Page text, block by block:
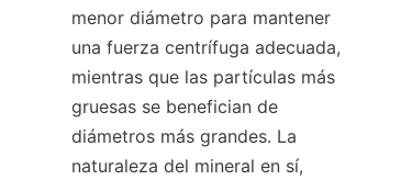
menor diámetro para mantener
una fuerza centrífuga adecuada,
mientras que las partículas más
gruesas se benefician de
diámetros más grandes. La
naturaleza del mineral en sí,